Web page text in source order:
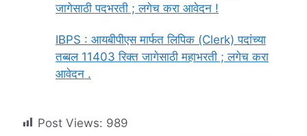
जागेसाठी पदभरती ; लगेच करा आवेदन !
IBPS : आयबीपीएस मार्फत लिपिक (Clerk) पदांच्या
तब्बल 11403 रिक्त जागेसाठी महाभरती ; लगेच करा
आवेदन .
Post Views: 989